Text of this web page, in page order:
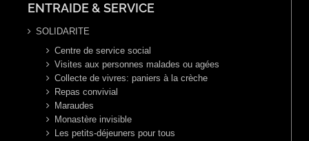
ENTRAIDE & SERVICE
SOLIDARITE
Centre de service social
Visites aux personnes malades ou agées
Collecte de vivres: paniers à la crèche
Repas convivial
Maraudes
Monastère invisible
Les petits-déjeuners pour tous